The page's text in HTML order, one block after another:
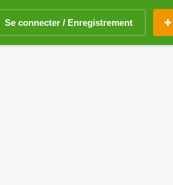
Se connecter / Enregistrement